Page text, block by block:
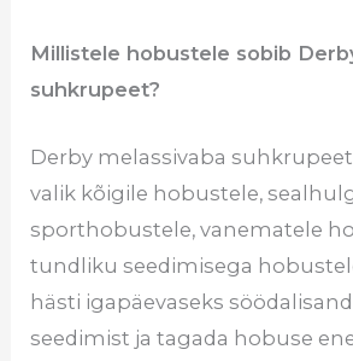
Millistele hobustele sobib
suhkrupeet?
Derby melassivaba
valik kõigile hobustele,
sporthobustele, vanematele
tundliku seedimisega
hästi igapäevaseks
seedimist ja tagada hobuse